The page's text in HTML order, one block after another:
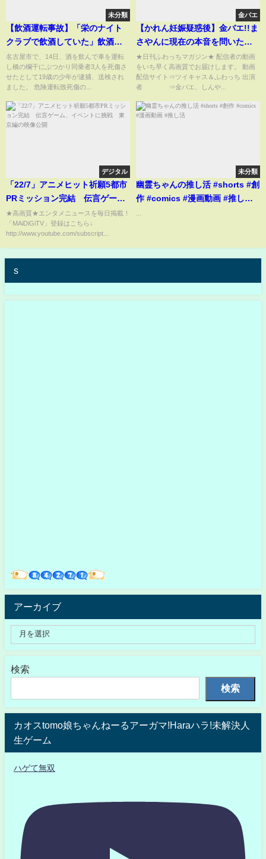
未分類
【飲酒運転事故】「栄のナイト
クラブで飲酒していた」飲酒運
転か 同乗者3人が死傷した事故
で19歳少年を逮捕・送検
(2023年5月15日)
名古屋市で、14日、酒を飲んで車を運転
し橋の欄干にぶつかり同乗者3人を死傷さ
せたとして19歳の少年が逮捕、送検され
ました。 危険運転致死傷の...
金バエ
【かれん妊娠疑惑後】金バエ!!ま
さやんに現在の本音を問いただ
した結果3月15日
★日刊ふわっちマガジン★ 配信者の動画
をいち早く高画質でお届けします。 動画
配信サイト⇒ツイキャス＆ふわっち 出演
者 ⇒金バエ、しんや...
デジタル
「22/7」アニメヒット祈願5都市
PRミッション完結 伝言ゲー
ム、イベントに挑戦 東京編の
映像公開
★高画質★エンタメニュースを毎日掲載！
「MAiDiGiTV」登録はこちら↓
http://www.youtube.com/subscript...
未分類
幽霊ちゃんの推し活 #shorts #創
作 #comics #漫画動画 #推し
s
アーカイブ
検索
検索
カオスtomo娘ちゃんねーるアーガマ!Haraハラ!未解決人
生ゲーム
ハゲて無双